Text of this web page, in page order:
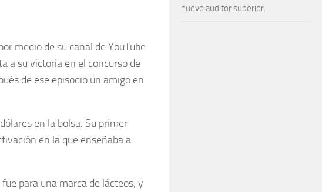
medio de su canal de YouTube
a su victoria en el concurso de
de ese episodio un amigo en
en la bolsa. Su primer
en la que enseñaba a
para una marca de lácteos, y
nuevo auditor superior.